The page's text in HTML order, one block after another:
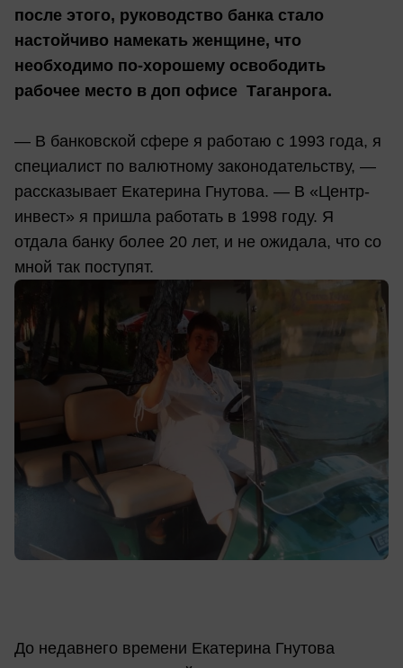
после этого, руководство банка стало
настойчиво намекать женщине, что
необходимо по-хорошему освободить
рабочее место в доп офисе Таганрога.
— В банковской сфере я работаю с 1993 года, я
специалист по валютному законодательству, —
рассказывает Екатерина Гнутова. — В «Центр-
инвест» я пришла работать в 1998 году. Я
отдала банку более 20 лет, и не ожидала, что со
мной так поступят.
До недавнего времени Екатерина Гнутова